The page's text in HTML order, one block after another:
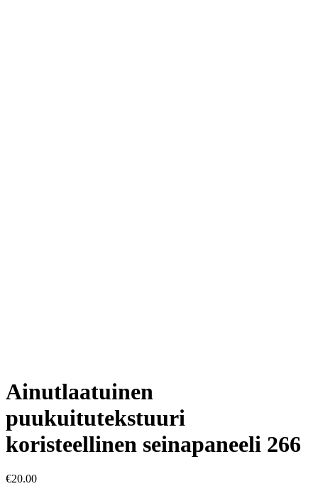
Ainutlaatuinen
puukuitutekstuuri
koristeellinen seinapaneeli 266
€20.00